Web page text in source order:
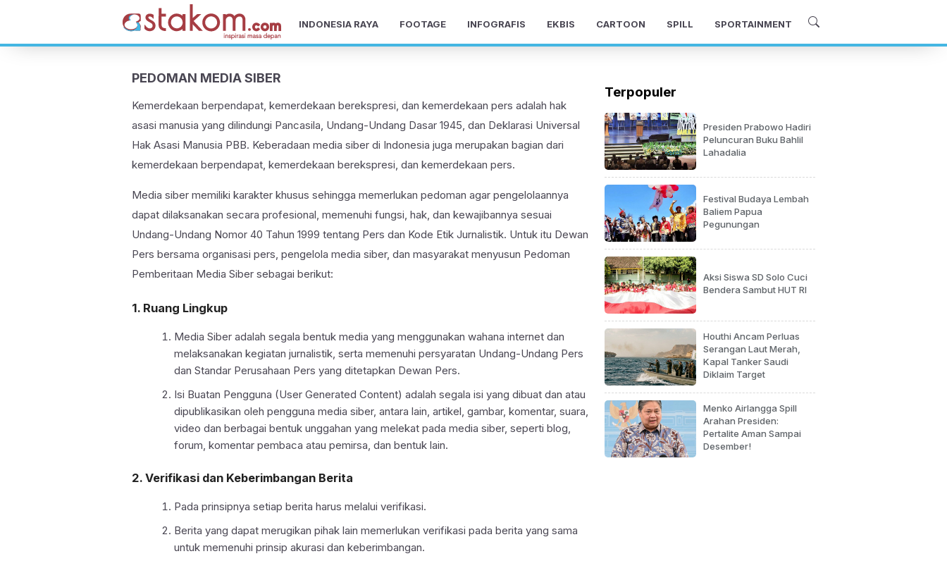
INDONESIA RAYA FOOTAGE INFOGRAFIS EKBIS CARTOON SPILL SPORTAINMENT
PEDOMAN MEDIA SIBER
Kemerdekaan berpendapat, kemerdekaan berekspresi, dan kemerdekaan pers adalah hak
asasi manusia yang dilindungi Pancasila, Undang-Undang Dasar 1945, dan Deklarasi Universal
Hak Asasi Manusia PBB. Keberadaan media siber di Indonesia juga merupakan bagian dari
kemerdekaan berpendapat, kemerdekaan berekspresi, dan kemerdekaan pers.
Media siber memiliki karakter khusus sehingga memerlukan pedoman agar pengelolaannya
dapat dilaksanakan secara profesional, memenuhi fungsi, hak, dan kewajibannya sesuai
Undang-Undang Nomor 40 Tahun 1999 tentang Pers dan Kode Etik Jurnalistik. Untuk itu Dewan
Pers bersama organisasi pers, pengelola media siber, dan masyarakat menyusun Pedoman
Pemberitaan Media Siber sebagai berikut:
1. Ruang Lingkup
Media Siber adalah segala bentuk media yang menggunakan wahana internet dan
melaksanakan kegiatan jurnalistik, serta memenuhi persyaratan Undang-Undang Pers
dan Standar Perusahaan Pers yang ditetapkan Dewan Pers.
Isi Buatan Pengguna (User Generated Content) adalah segala isi yang dibuat dan atau
dipublikasikan oleh pengguna media siber, antara lain, artikel, gambar, komentar, suara,
video dan berbagai bentuk unggahan yang melekat pada media siber, seperti blog,
forum, komentar pembaca atau pemirsa, dan bentuk lain.
2. Verifikasi dan Keberimbangan Berita
Pada prinsipnya setiap berita harus melalui verifikasi.
Berita yang dapat merugikan pihak lain memerlukan verifikasi pada berita yang sama
untuk memenuhi prinsip akurasi dan keberimbangan.
Terpopuler
Presiden Prabowo Hadiri
Peluncuran Buku Bahlil
Lahadalia
Festival Budaya Lembah
Baliem Papua
Pegunungan
Aksi Siswa SD Solo Cuci
Bendera Sambut HUT RI
Houthi Ancam Perluas
Serangan Laut Merah,
Kapal Tanker Saudi
Diklaim Target
Menko Airlangga Spill
Arahan Presiden:
Pertalite Aman Sampai
Desember!